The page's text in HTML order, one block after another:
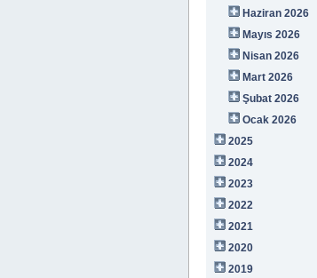
Haziran 2026
Mayıs 2026
Nisan 2026
Mart 2026
Şubat 2026
Ocak 2026
2025
2024
2023
2022
2021
2020
2019